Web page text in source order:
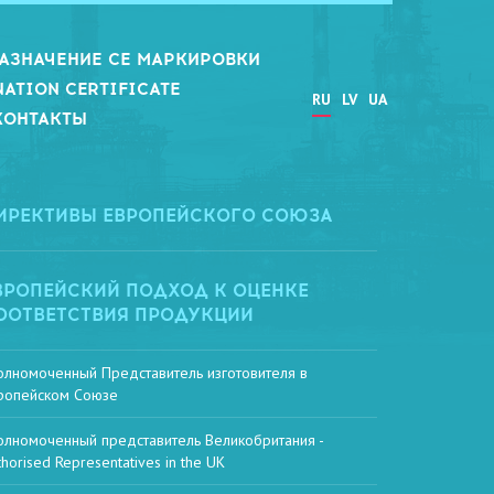
RU LV UA
СЕ МАРКИРОВКИ
CERTIFICATE
ЕВРОПЕЙСКОГО СОЮЗА
ПОДХОД К ОЦЕНКЕ
ПРОДУКЦИИ
Представитель изготовителя в
Союзе
представитель Великобритания -
Representatives in the UK